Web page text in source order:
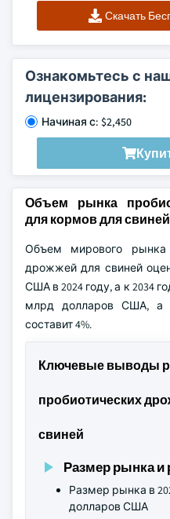
Скачать
Ознакомьтесь с
лицензирования:
Начиная с: $2,450
Объем рынка
для кормов для свиней
Объем мирового рынка
дрожжей для свиней
США в 2024 году, а к 2034
млрд долларов США, а
составит 4%.
Ключевые выводы
пробиотических
свиней
Размер рынка и
Размер рынка в
долларов США